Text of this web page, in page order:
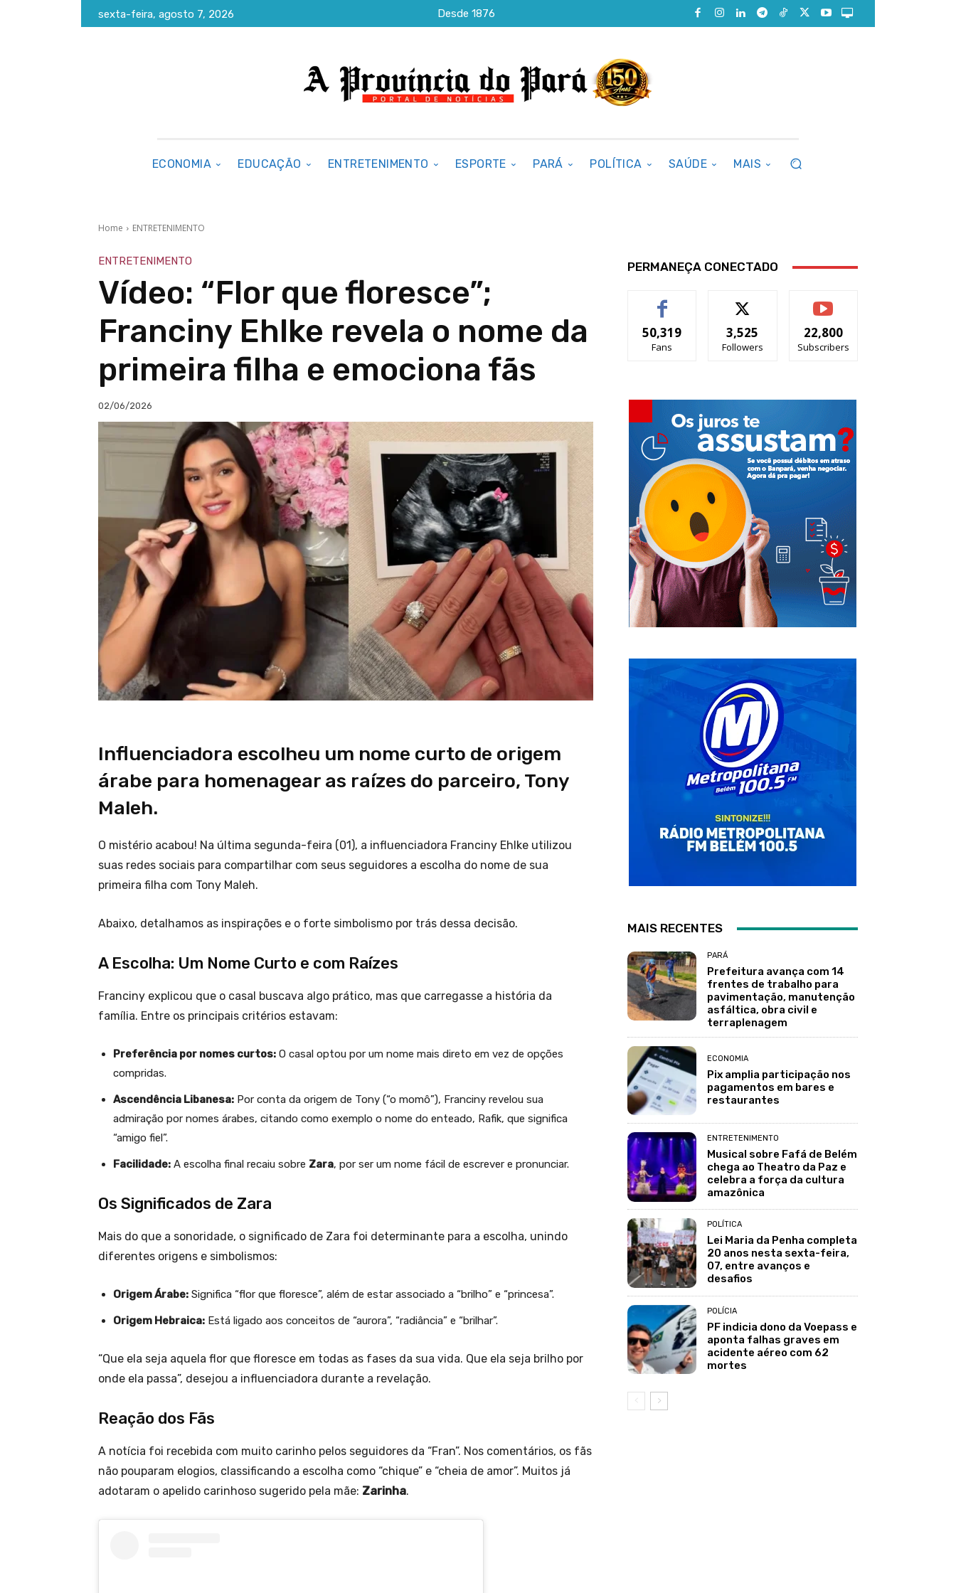
sexta-feira, agosto 7, 2026 Desde 1876
ECONOMIA EDUCAÇÃO ENTRETENIMENTO ESPORTE PARÁ POLÍTICA SAÚDE MAIS
Home ENTRETENIMENTO
ENTRETENIMENTO
Vídeo: “Flor que floresce”;
Franciny Ehlke revela o nome da
primeira filha e emociona fãs
02/06/2026
Influenciadora escolheu um nome curto de origem
árabe para homenagear as raízes do parceiro, Tony
Maleh.
O mistério acabou! Na última segunda-feira (01), a influenciadora Franciny Ehlke utilizou
suas redes sociais para compartilhar com seus seguidores a escolha do nome de sua
primeira filha com Tony Maleh.
Abaixo, detalhamos as inspirações e o forte simbolismo por trás dessa decisão.
A Escolha: Um Nome Curto e com Raízes
Franciny explicou que o casal buscava algo prático, mas que carregasse a história da
família. Entre os principais critérios estavam:
Preferência por nomes curtos: O casal optou por um nome mais direto em vez de opções
compridas.
Ascendência Libanesa: Por conta da origem de Tony (“o momô”), Franciny revelou sua
admiração por nomes árabes, citando como exemplo o nome do enteado, Rafik, que significa
“amigo fiel”.
Facilidade: A escolha final recaiu sobre Zara, por ser um nome fácil de escrever e pronunciar.
Os Significados de Zara
Mais do que a sonoridade, o significado de Zara foi determinante para a escolha, unindo
diferentes origens e simbolismos:
Origem Árabe: Significa “flor que floresce”, além de estar associado a “brilho” e “princesa”.
Origem Hebraica: Está ligado aos conceitos de “aurora”, “radiância” e “brilhar”.
“Que ela seja aquela flor que floresce em todas as fases da sua vida. Que ela seja brilho por
onde ela passa”, desejou a influenciadora durante a revelação.
Reação dos Fãs
A notícia foi recebida com muito carinho pelos seguidores da “Fran”. Nos comentários, os fãs
não pouparam elogios, classificando a escolha como “chique” e “cheia de amor”. Muitos já
adotaram o apelido carinhoso sugerido pela mãe: Zarinha.
PERMANEÇA CONECTADO
50,319
Fans
3,525
Followers
22,800
Subscribers
MAIS RECENTES
PARÁ
Prefeitura avança com 14
frentes de trabalho para
pavimentação, manutenção
asfáltica, obra civil e
terraplenagem
ECONOMIA
Pix amplia participação nos
pagamentos em bares e
restaurantes
ENTRETENIMENTO
Musical sobre Fafá de Belém
chega ao Theatro da Paz e
celebra a força da cultura
amazônica
POLÍTICA
Lei Maria da Penha completa
20 anos nesta sexta-feira,
07, entre avanços e
desafios
POLÍCIA
PF indicia dono da Voepass e
aponta falhas graves em
acidente aéreo com 62
mortes